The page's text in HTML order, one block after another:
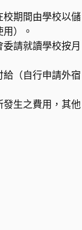
校期間由學校以儲
）。
請就讀學校按月
給（自行申請外宿
發生之費用，其他